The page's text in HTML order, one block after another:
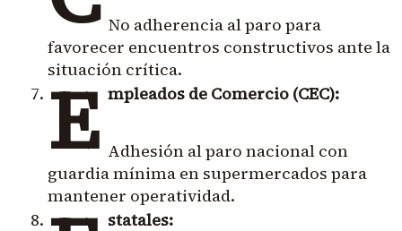
No adherencia al paro para
favorecer encuentros constructivos ante la
situación crítica.
E mpleados de Comercio (CEC):
Adhesión al paro nacional con
guardia mínima en supermercados para
mantener operatividad.
statales: